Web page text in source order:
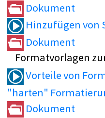
Dokument
Hinzufügen von
Dokument
Formatvorlagen
Vorteile von
"harten"
Dokument